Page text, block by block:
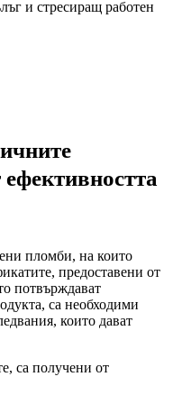
и стресиращ работен
пломби, на които
предоставени от
потвърждават
са необходими
които дават
са получени от